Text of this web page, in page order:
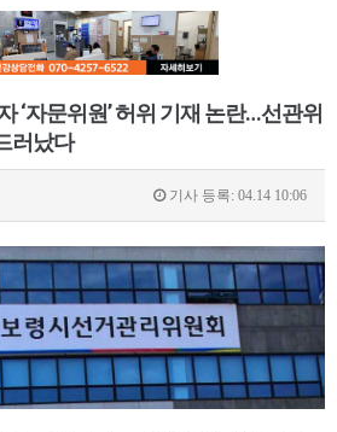
‘자문위원’ 허위 기재 논란…선관위
러났다
기사 등록: 04.14 10:06